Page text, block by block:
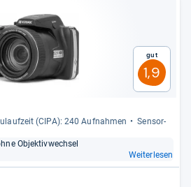
Gut
1,9
(CIPA): 240 Auf­nah­men
Sen­sor­
Objek­tiv­wech­sel
Weiterlesen